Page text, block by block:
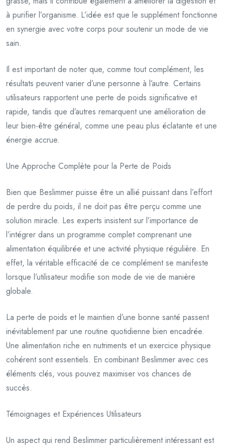
à purifier l’organisme. L’idée est que le supplément fonctionne
en synergie avec votre corps pour soutenir un mode de vie
sain.
Il est important de noter que, comme tout complément, les
résultats peuvent varier d’une personne à l’autre. Certains
utilisateurs rapportent une perte de poids significative et
rapide, tandis que d’autres remarquent une amélioration de
leur bien-être général, comme une peau plus éclatante et une
énergie accrue.
Une Approche Complète pour la Perte de Poids
Bien que Beslimmer puisse être un allié puissant dans l’effort
de perdre du poids, il ne doit pas être perçu comme une
solution miracle. Les experts insistent sur l’importance de
l’intégrer dans un programme complet comprenant une
alimentation équilibrée et une activité physique régulière. En
effet, la véritable efficacité de ce complément se manifeste
lorsque l’utilisateur modifie son mode de vie de manière
globale.
La perte de poids et le maintien d’une bonne santé passent
inévitablement par une routine quotidienne bien encadrée.
Une alimentation riche en nutriments et un exercice physique
cohérent sont essentiels. En combinant Beslimmer avec ces
éléments clés, vous pouvez maximiser vos chances de
succès.
Témoignages et Expériences Utilisateurs
Un aspect qui rend Beslimmer particulièrement intéressant est